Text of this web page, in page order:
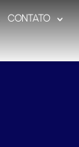
CONTATO